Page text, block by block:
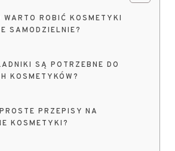
WARTO ROBIĆ KOSMETYKI
SAMODZIELNIE?
SĄ POTRZEBNE DO
KOSMETYKÓW?
PRZEPISY NA
KOSMETYKI?